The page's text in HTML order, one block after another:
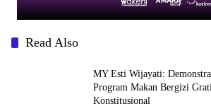
Read Also
MY Esti Wijayati:
Program Makan Bergizi
Konstitusional